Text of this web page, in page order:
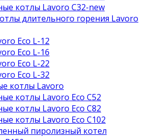
котлы Lavoro C32-new
длительного горения Lavoro
Eco L-12
Eco L-16
Eco L-22
Eco L-32
котлы Lavoro
котлы Lavoro Eco С52
котлы Lavoro Eco С82
котлы Lavoro Eco С102
пиролизный котел